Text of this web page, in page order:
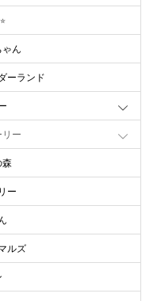
ん
ーランド
リー
森
ー
ルズ